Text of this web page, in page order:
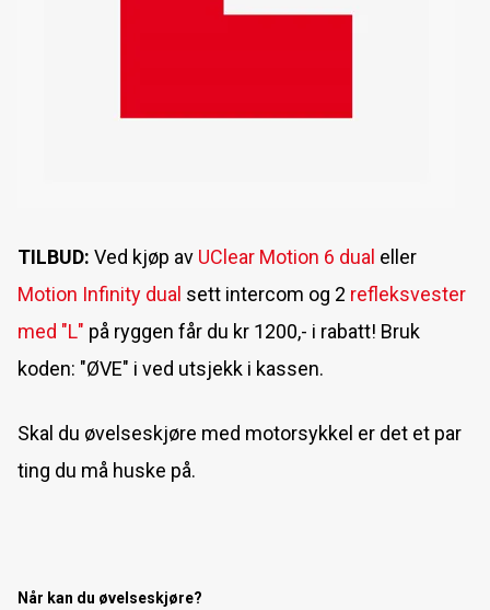
TILBUD: Ved kjøp av UClear Motion 6 dual eller
Motion Infinity dual sett intercom og 2 refleksvester
med "L" på ryggen får du kr 1200,- i rabatt! Bruk
koden: "ØVE" i ved utsjekk i kassen.
​Skal du øvelseskjøre med motorsykkel er det et par
ting du må huske på.
Når kan du øvelseskjøre?